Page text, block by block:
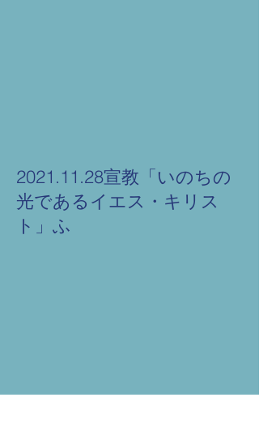
2021.11.28宣教「いのちの
光であるイエス・キリス
ト」ふ